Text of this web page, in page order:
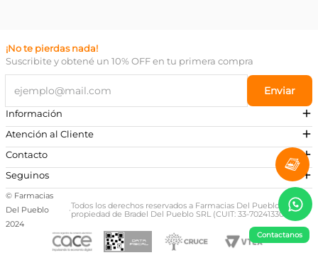
Contactanos
¡No te pierdas nada!
Suscribite y obtené un 10% OFF en tu primera compra
Enviar
Información
Atención al Cliente
Contacto
¿Necesitás ayuda?
Preguntas Frecuentes
Escribinos a nuestro Whatsapp
+54 381 581-0674
Seguinos
© Farmacias
Del Pueblo
2024
·Todos los derechos reservados a Farmacias Del Pueblo,
propiedad de Bradel Del Pueblo SRL (CUIT: 33-70241330-9)